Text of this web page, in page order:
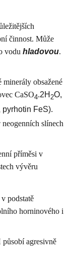
činnost. Může
vodu hladovou.
minerály obsažené
CaSO4.2H 2O,
pyrhotin FeS).
slínech
příměsi v
vývěru
podstatě
horninového i
agresivně